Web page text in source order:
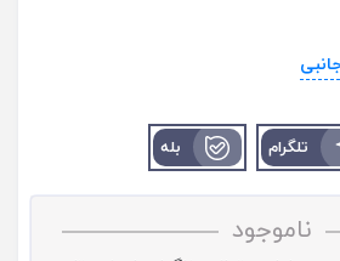
تلگرام بله
ناموجود